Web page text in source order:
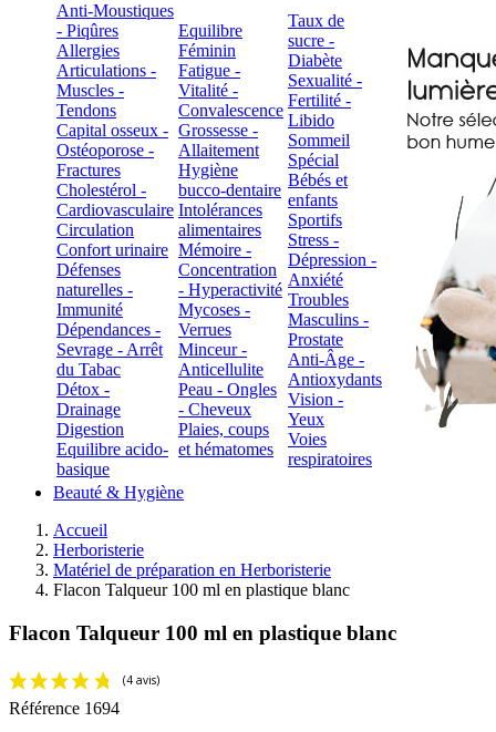
Anti-Moustiques
- Piqûres
Allergies
Articulations -
Muscles -
Tendons
Capital osseux -
Ostéoporose -
Fractures
Cholestérol -
Cardiovasculaire
Circulation
Confort urinaire
Défenses
naturelles -
Immunité
Dépendances -
Sevrage - Arrêt
du Tabac
Détox -
Drainage
Digestion
Equilibre acido-
basique
Equilibre
Féminin
Fatigue -
Vitalité -
Convalescence
Grossesse -
Allaitement
Hygiène
bucco-dentaire
Intolérances
alimentaires
Mémoire -
Concentration
- Hyperactivité
Mycoses -
Verrues
Minceur -
Anticellulite
Peau - Ongles
- Cheveux
Plaies, coups
et hématomes
Taux de
sucre -
Diabète
Sexualité -
Fertilité -
Libido
Sommeil
Spécial
Bébés et
enfants
Sportifs
Stress -
Dépression -
Anxiété
Troubles
Masculins -
Prostate
Anti-Âge -
Antioxydants
Vision -
Yeux
Voies
respiratoires
Beauté & Hygiène
Accueil
Herboristerie
Matériel de préparation en Herboristerie
Flacon Talqueur 100 ml en plastique blanc
Flacon Talqueur 100 ml en plastique blanc
Référence 1694